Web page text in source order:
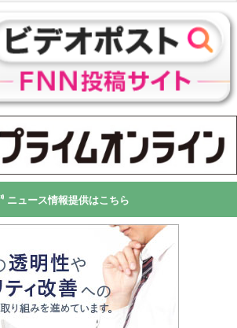
ニュース情報提供はこちら